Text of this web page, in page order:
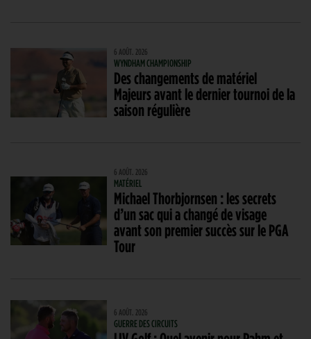
6 AOÛT. 2026
WYNDHAM CHAMPIONSHIP
Des changements de matériel
Majeurs avant le dernier tournoi de la
saison régulière
6 AOÛT. 2026
MATÉRIEL
Michael Thorbjornsen : les secrets
d’un sac qui a changé de visage
avant son premier succès sur le PGA
Tour
6 AOÛT. 2026
GUERRE DES CIRCUITS